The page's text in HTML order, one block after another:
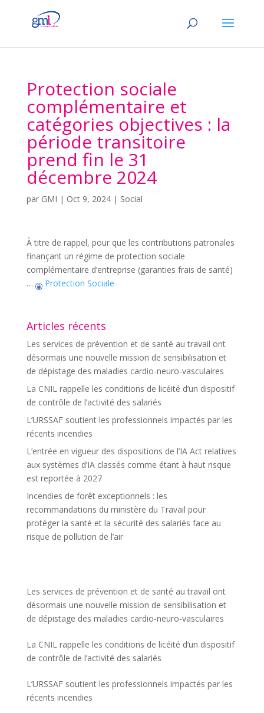
Protection sociale
complémentaire et
catégories objectives : la
période transitoire
prend fin le 31
décembre 2024
par GMI | Oct 9, 2024| Social
À titre de rappel, pour que les contributions patronales
finançant un régime de protection sociale
complémentaire d’entreprise (garanties frais de santé)
…
Protection Sociale
Articles récents
Les services de prévention et de santé au travail ont
désormais une nouvelle mission de sensibilisation et
de dépistage des maladies cardio-neuro-vasculaires
La CNIL rappelle les conditions de licéité d’un dispositif
de contrôle de l’activité des salariés
L’URSSAF soutient les professionnels impactés par les
récents incendies
L’entrée en vigueur des dispositions de l’IA Act relatives
aux systèmes d’IA classés comme étant à haut risque
est reportée à 2027
Incendies de forêt exceptionnels : les
recommandations du ministère du Travail pour
protéger la santé et la sécurité des salariés face au
risque de pollution de l’air
Les services de prévention et de santé au travail ont
désormais une nouvelle mission de sensibilisation et
de dépistage des maladies cardio-neuro-vasculaires
La CNIL rappelle les conditions de licéité d’un dispositif
de contrôle de l’activité des salariés
L’URSSAF soutient les professionnels impactés par les
récents incendies